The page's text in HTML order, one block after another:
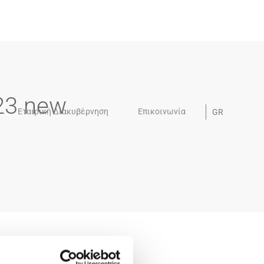
Εταιρική Διακυβέρνηση Επικοινωνία GR
new